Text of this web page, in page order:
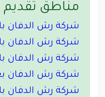
مناطق تقديم
شركة رش الدفان
شركة رش الدفان
شركة رش الدفان
شركة رش الدفان
شركة رش الدفان